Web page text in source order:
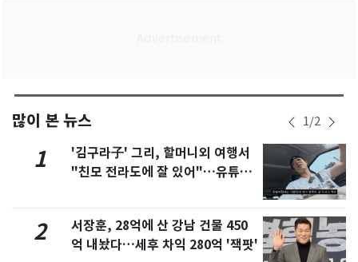
많이 본 뉴스 1/2
1
'김구라子' 그리, 할머니외 여행서
"친모 전라도에 잘 있어"…유튜브
2
서장훈, 28억에 산 강남 건물 450
억 내놨다…세후 차익 280억 '잭팟'